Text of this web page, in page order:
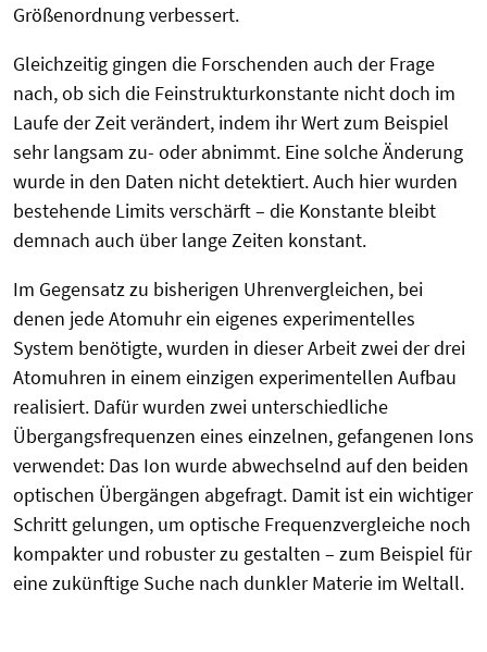
Größenordnung verbessert.
Gleichzeitig gingen die Forschenden auch der Frage
nach, ob sich die Feinstrukturkonstante nicht doch im
Laufe der Zeit verändert, indem ihr Wert zum Beispiel
sehr langsam zu- oder abnimmt. Eine solche Änderung
wurde in den Daten nicht detektiert. Auch hier wurden
bestehende Limits verschärft – die Konstante bleibt
demnach auch über lange Zeiten konstant.
Im Gegensatz zu bisherigen Uhrenvergleichen, bei
denen jede Atomuhr ein eigenes experimentelles
System benötigte, wurden in dieser Arbeit zwei der drei
Atomuhren in einem einzigen experimentellen Aufbau
realisiert. Dafür wurden zwei unterschiedliche
Übergangsfrequenzen eines einzelnen, gefangenen Ions
verwendet: Das Ion wurde abwechselnd auf den beiden
optischen Übergängen abgefragt. Damit ist ein wichtiger
Schritt gelungen, um optische Frequenzvergleiche noch
kompakter und robuster zu gestalten – zum Beispiel für
eine zukünftige Suche nach dunkler Materie im Weltall.